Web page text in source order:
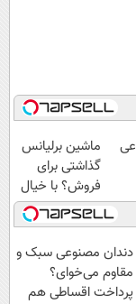
|
ماشین برلیانس
گذاشتی برای
فروش؟ با خیال
راحت بفروش
دندان مصنوعی سبک و
مقاوم می‌خوای؟
پرداخت اقساطی هم